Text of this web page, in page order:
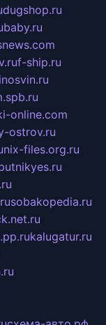
dugshop.ru
f-ship.ru
online.com
ostrov.ru
nix-files.org.ru
sobakopedia.ru
kalugatur.ru